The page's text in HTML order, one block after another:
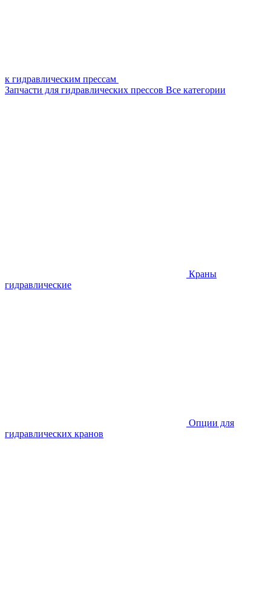
к гидравлическим прессам
Запчасти для гидравлических прессов Все категории
Краны
гидравлические
Опции для
гидравлических кранов